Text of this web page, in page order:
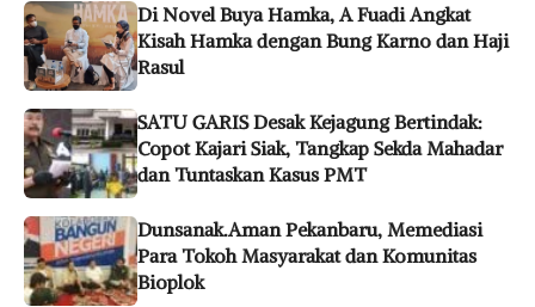
Di Novel Buya Hamka, A Fuadi Angkat
Kisah Hamka dengan Bung Karno dan Haji
Rasul
SATU GARIS Desak Kejagung Bertindak:
Copot Kajari Siak, Tangkap Sekda Mahadar
dan Tuntaskan Kasus PMT
Dunsanak.Aman Pekanbaru, Memediasi
Para Tokoh Masyarakat dan Komunitas
Bioplok